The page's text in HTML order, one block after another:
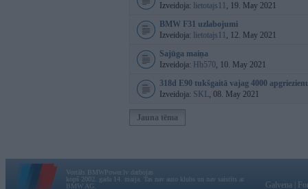
Izveidoja: lietotajs11 , 19. May 2021
BMW F31 uzlabojumi
Izveidoja: lietotajs11 , 12. May 2021
Sajūga maiņa
Izveidoja: Hb570, 10. May 2021
318d E90 tukšgaitā vajag 4000
Izveidoja: SKL, 08. May 2021
Jauna tēma
Vortāls BMWPower.lv darbojas
kopš 2002. gada 14. maija. Tas nav auto klubs un nav saistīts ar
BMW AG.
Galvena